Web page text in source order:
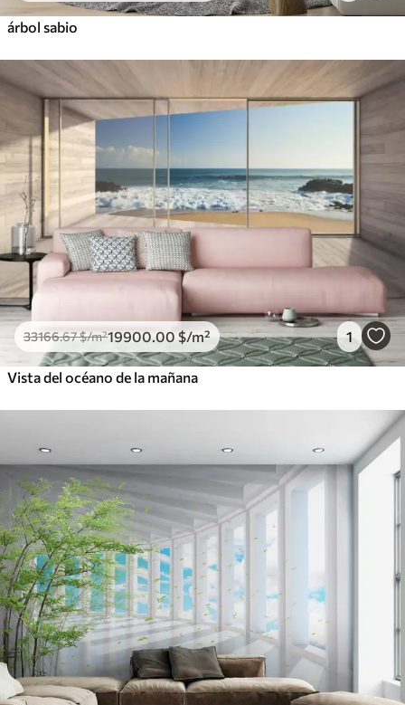
árbol sabio
33166.67$/m²19900.00 $/m² 1
Vista del océano de la mañana